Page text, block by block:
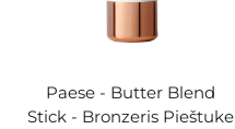
Paese - Butter Blend
Stick - Bronzeris Pieštuke